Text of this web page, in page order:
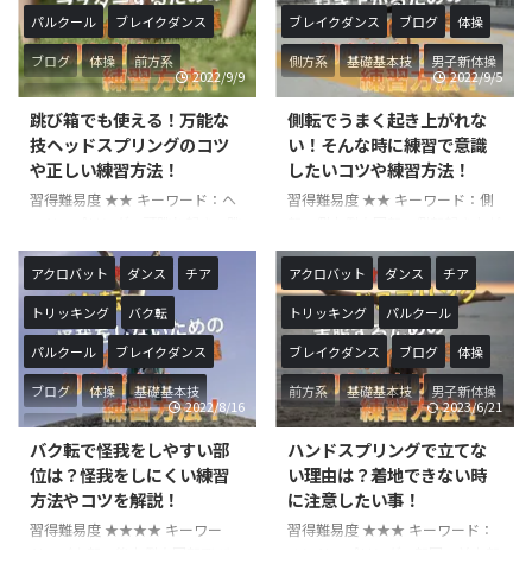
練習をすることでその後の技の汎
用性にもつながって行きますので
チェックしておきましょう！
『側転』は、正式名称を『側方倒
側方系の回転技です。体操競技の
他、チアやダンスなどでも行われ
ていて学校教育の中でも行われて
いるとてもポピュラーな技です。
般的ですが、『片手のみの側転』
...
いたします。少しの意識だけで綺
麗に回ることができるようになり
ますので参考にしてみてくださ
い！ 『側転』は、正式名称を
基本技で側方系の回転技です。体
操競技の他、チアやダンスなどで
も行われていて学校教育の中でも
行われているとてもポピュラーな
るのが一般的ですが、『片手のみ
の ...
パルクール ブレイクダンス
ブログ 体操 前方系
基礎基本技 男子新体操
2022/9/9
跳び箱でも使える！万能な
技ヘッドスプリングのコツ
や正しい練習方法！
習得難易度 ★★ キーワード：ヘ
ね起き こんにちは！やすです！
今回は、『ヘッドスプリング』の
コツややり方について解説いたし
ます。跳ね起きの基本技でもある
ので、正しいやり方を押さえてお
きましょう！ 『ヘッドスプリン
グ』は前方系の技に分類される体
操競技における基礎基本となる技
がある技で、マット運動の中で行
われる他跳び箱の上で回転技とし
て行われたりもします。 ヘッドス
プリングは別名『頭跳ね起き』と
ブレイクダンス ブログ 体操
側方系 基礎基本技
男子新体操
2022/9/5
側転でうまく起き上がれな
い！そんな時に練習で意識
したいコツや練習方法！
習得難易度 ★★ キーワード：側
れない、側転起き上がり方 こん
にちは！やすです！今回は、側転
でうまく起き上がれない時に練習
で意識したいポイントについて解
説いたします！側転を練習中の方
や、うまく起き上がれない初心者
の方にオススメの記事となってい
ます！ 『側転』は、正式名称を
基本技で側方系の回転技です。体
操競技の他、チアやダンスなどで
も行われていて学校教育の中でも
行われているとてもポピュラーな
アクロバット ダンス チア
トリッキング バク転
パルクール ブレイクダンス
ブログ 体操 基礎基本技
後方系 男子新体操
2022/8/16
バク転で怪我をしやすい部
位は？怪我をしにくい練習
方法やコツを解説！
習得難易度 ★★★★ キーワー
アクロバット ダンス チア
トリッキング パルクール
ブレイクダンス ブログ 体操
前方系 基礎基本技
男子新体操
2023/6/21
ハンドスプリングで立てな
い理由は？着地できない時
に注意したい事！
習得難易度 ★★★ キーワード：